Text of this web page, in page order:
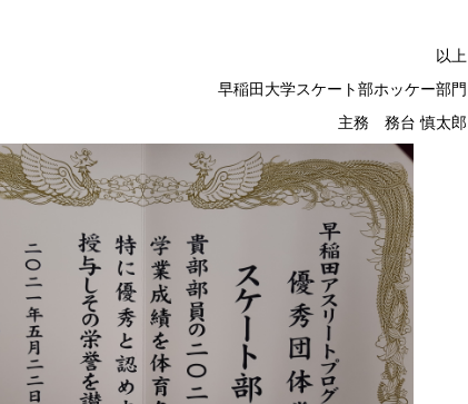
以上
早稲田大学スケート部ホッケー部門
主務 務台 慎太郎